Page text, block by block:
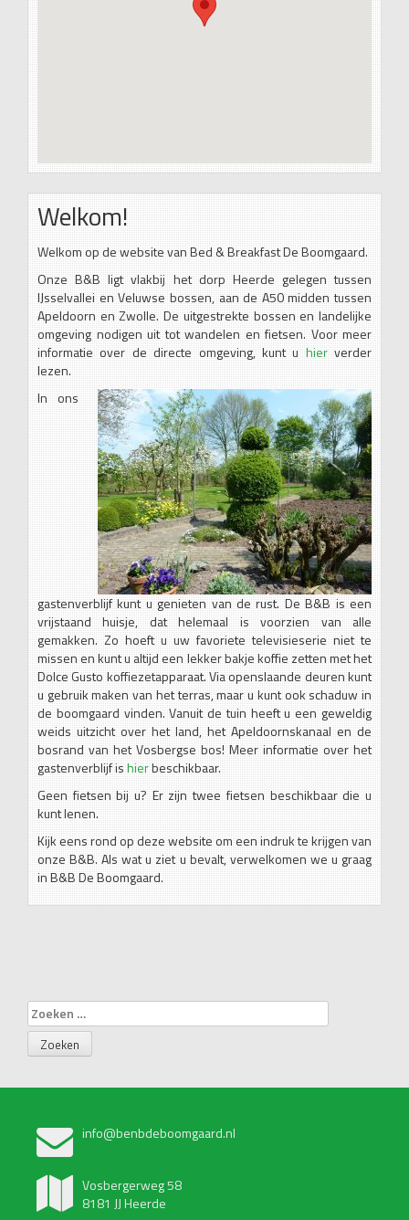
Welkom!
Welkom op de website van Bed & Breakfast De Boomgaard.
Onze B&B ligt vlakbij het dorp Heerde gelegen tussen
IJsselvallei en Veluwse bossen, aan de A50 midden tussen
Apeldoorn en Zwolle. De uitgestrekte bossen en landelijke
omgeving nodigen uit tot wandelen en fietsen. Voor meer
informatie over de directe omgeving, kunt uhierverder
lezen.
In ons
gastenverblijf kunt u genieten van de rust. De B&B is een
vrijstaand huisje, dat helemaal is voorzien van alle
gemakken. Zo hoeft u uw favoriete televisieserie niet te
missen en kunt u altijd een lekker bakje koffie zetten met het
Dolce Gusto koffiezetapparaat. Via openslaande deuren kunt
u gebruik maken van het terras, maar u kunt ook schaduw in
de boomgaard vinden. Vanuit de tuin heeft u een geweldig
weids uitzicht over het land, het Apeldoornskanaal en de
bosrand van het Vosbergse bos! Meer informatie over het
gastenverblijf ishierbeschikbaar.
Geen fietsen bij u? Er zijn twee fietsen beschikbaar die u
kunt lenen.
Kijk eens rond op deze website om een indruk te krijgen van
onze B&B. Als wat u ziet u bevalt, verwelkomen we u graag
in B&B De Boomgaard.
Zoeken
naar:
info@benbdeboomgaard.nl
Vosbergerweg 58
8181 JJ Heerde